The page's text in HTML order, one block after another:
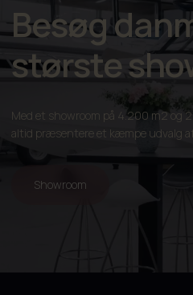
Besøg
største
Med et showroom på 4.200 m2 og
altid præsentere et kæmpe udvalg
Showroom